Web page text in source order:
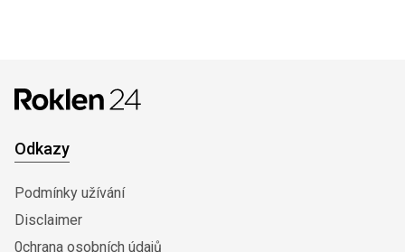
Odkazy
Podmínky užívání
Disclaimer
0chrana osobních údajů